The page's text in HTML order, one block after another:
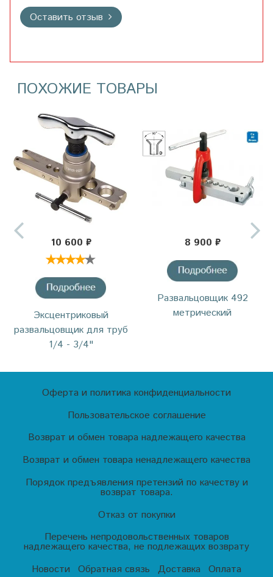
Оставить отзыв
ПОХОЖИЕ ТОВАРЫ
10 600 ₽
Эксцентриковый
развальцовщик для труб
1/4 - 3/4"
8 900 ₽
Развальцовщик 492
метрический
Оферта и политика конфиденциальности
Пользовательское соглашение
Возврат и обмен товара надлежащего качества
Возврат и обмен товара ненадлежащего качества
Порядок предъявления претензий по качеству и
возврат товара.
Отказ от покупки
Перечень непродовольственных товаров
надлежащего качества, не подлежащих возврату
Новости
Обратная связь Доставка Оплата